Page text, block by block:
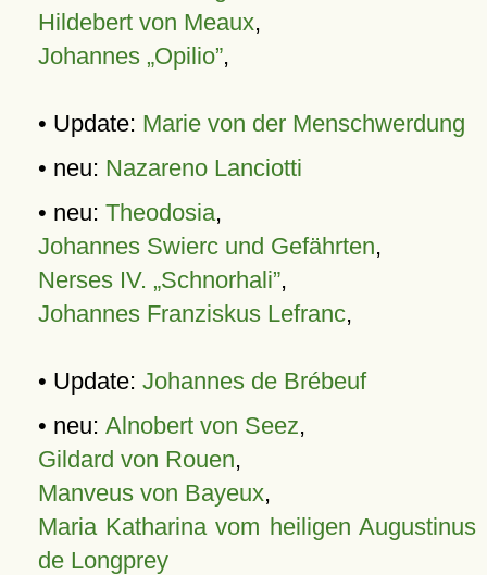
Hildebert von Meaux,
Johannes „Opilio”,
• Update: Marie von der Menschwerdung
• neu: Nazareno Lanciotti
• neu: Theodosia,
Johannes Swierc und Gefährten,
Nerses IV. „Schnorhali”,
Johannes Franziskus Lefranc,
• Update: Johannes de Brébeuf
• neu: Alnobert von Seez,
Gildard von Rouen,
Manveus von Bayeux,
Maria Katharina vom heiligen Augustinus
de Longprey